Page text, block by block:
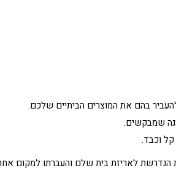
בהם את המוצרים הביתיים שלכם.
שמבקשים.
וכבד.
הנדרשת לאריזת בית שלם והעברתו למקום